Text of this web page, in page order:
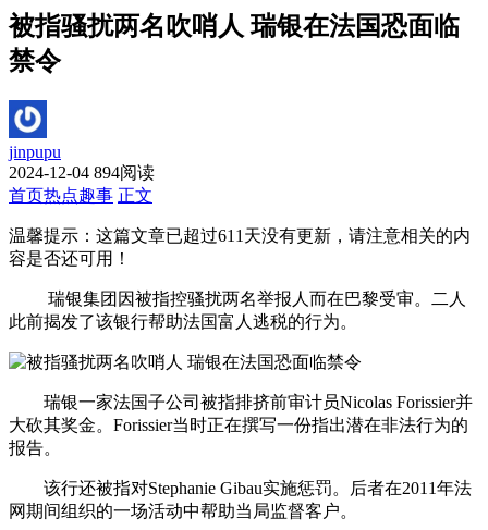
被指骚扰两名吹哨人 瑞银在法国恐面临
禁令
jinpupu
2024-12-04 894阅读
首页热点趣事 正文
温馨提示：这篇文章已超过611 天没有更新，请注意相关的内
容是否还可用！
瑞银集团因被指控骚扰两名举报人而在巴黎受审。二人
此前揭发了该银行帮助法国富人逃税的行为。
瑞银一家法国子公司被指排挤前审计员Nicolas Forissier并
大砍其奖金。Forissier当时正在撰写一份指出潜在非法行为的
报告。
该行还被指对Stephanie Gibau实施惩罚。后者在2011年法
网期间组织的一场活动中帮助当局监督客户。